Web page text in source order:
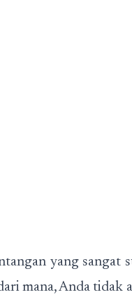
yang sangat
mana, Anda tidak